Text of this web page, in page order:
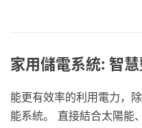
家用儲電系統: 智
能更有效率的利⽤電力，
能系統。 直接結合太陽能